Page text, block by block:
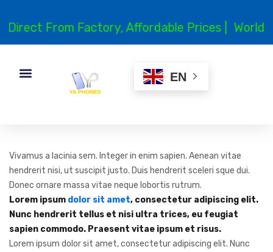
Direct From Factory, Affordable Prices |
EN
Vivamus a lacinia sem. Integer in enim sapien. Aenean vitae
hendrerit nisi, ut suscipit justo. Duis hendrerit sceleri sque dui.
Donec ornare massa vitae neque lobortis rutrum.
Lorem ipsum dolor sit amet, consectetur adipiscing elit.
Nunc hendrerit tellus et nisi ultra trices, eu feugiat
sapien commodo. Praesent vitae ipsum et risus.
Lorem ipsum dolor sit amet, consectetur adipiscing elit. Nunc